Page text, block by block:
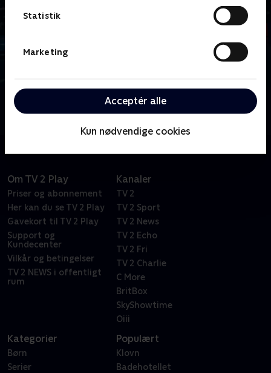
Statistik
Marketing
Acceptér alle
Kun nødvendige cookies
Om Herreligaen
Om TV 2 Play
Priser og abonnement
Her kan du se TV 2 Play
Gavekort til TV 2 Play
Support og
Kundecenter
Vilkår og betingelser
TV 2 NEWS i offentligt
rum
Kanaler
TV 2
TV 2 Sport
TV 2 News
TV 2 Echo
TV 2 Fri
TV 2 Charlie
C More
BritBox
SkyShowtime
Oiii
Kategorier
Børn
Serier
Populært
Klovn
Badehotellet